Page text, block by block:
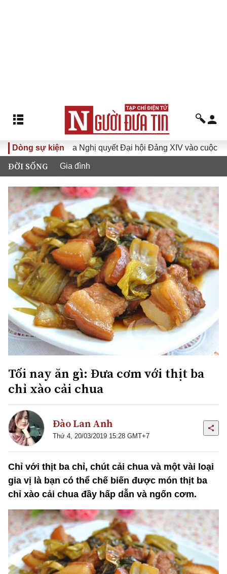
Dòng sự kiện
Đưa Nghị quyết Đại hội Đảng XIV vào cuộc sống
ĐỜI SỐNG Gia đình
Tối nay ăn gì: Đưa cơm với thịt ba
chỉ xào cải chua
Đào Lan Anh
Thứ 4, 20/03/2019 15:28 GMT+7
Chỉ với thịt ba chỉ, chút cải chua và một vài loại
gia vị là bạn có thể chế biến được món thịt ba
chỉ xào cải chua đầy hấp dẫn và ngốn cơm.